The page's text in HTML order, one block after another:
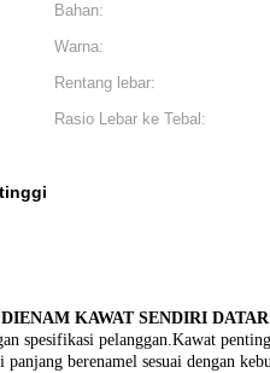
Bahan:
Warna:
Rentang lebar:
Rasio Lebar ke Tebal:
KAWAT SENDIRI
spesifikasi pelanggan.Kawat
berenamel sesuai dengan